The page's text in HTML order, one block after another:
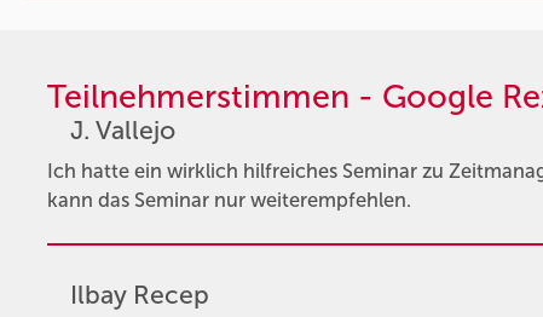
Teilnehmerstimmen - Google
J. Vallejo
Ich hatte ein wirklich hilfreiches Seminar zu
kann das Seminar nur weiterempfehlen.
Ilbay Recep